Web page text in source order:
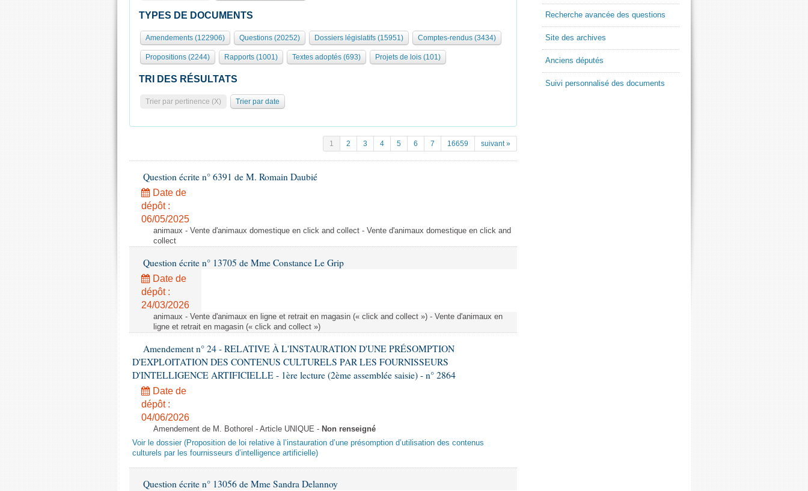
TYPES DE DOCUMENTS
Amendements (122906) Questions (20252) Dossiers législatifs (15951) Comptes-rendus (3434)
Propositions (2244) Rapports (1001) Textes adoptés (693) Projets de lois (101)
TRI DES RÉSULTATS
Trier par pertinence (X) Trier par date
1 2 3 4 5 6 7 16659 suivant »
Question écrite n° 6391 de M. Romain Daubié
Date de
dépôt :
06/05/2025
animaux - Vente d'animaux domestique en click and collect - Vente d'animaux domestique en click and
collect
Question écrite n° 13705 de Mme Constance Le Grip
Date de
dépôt :
24/03/2026
animaux - Vente d'animaux en ligne et retrait en magasin (« click and collect ») - Vente d'animaux en
ligne et retrait en magasin (« click and collect »)
Amendement n° 24 - RELATIVE À L'INSTAURATION D'UNE PRÉSOMPTION
D'EXPLOITATION DES CONTENUS CULTURELS PAR LES FOURNISSEURS
D'INTELLIGENCE ARTIFICIELLE - 1ère lecture (2ème assemblée saisie) - n° 2864
Date de
dépôt :
04/06/2026
Amendement de M. Bothorel - Article UNIQUE - Non renseigné
Voir le dossier (Proposition de loi relative à l’instauration d’une présomption d’utilisation des contenus
culturels par les fournisseurs d’intelligence artificielle)
Question écrite n° 13056 de Mme Sandra Delannoy
Recherche avancée des questions
Site des archives
Anciens députés
Suivi personnalisé des documents